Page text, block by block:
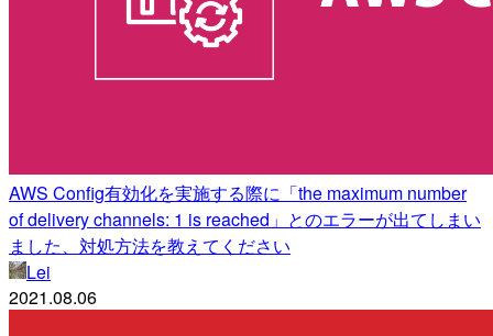
AWS Config有効化を実施する際に「the maximum number
of delivery channels: 1 is reached」とのエラーが出てしまい
ました、対処方法を教えてください
Lei
2021.08.06